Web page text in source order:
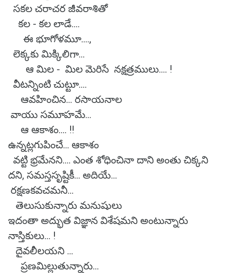
సకల చరాచర జీవరాశితో
కల - కల లాడే....
ఈ భూగోళమూ....,
లెక్కకు మిక్కిలిగా...
ఆ మిల - మిల మెరిసే నక్షత్రములు.... !
వీటన్నింటి చుట్టూ....
ఆవహించిన... రసాయనాల
వాయు సమూహమే...
ఆ ఆకాశం.... !!
ఉన్నట్లగుపించే... ఆకాశం
వట్టి భ్రమేనని.... ఎంత శోధించినా దాని అంతు చిక్కని
దని, సమస్తసృష్టికీ... అదియే...
రక్షణకవచమనీ...
తెలుసుకున్నారు మనుషులు
ఇదంతా అద్భుత విజ్ఞాన విశేషమని అంటున్నారు
నాస్తికులు... !
దైవలీలయని ...
ప్రణమిల్లుతున్నారు...